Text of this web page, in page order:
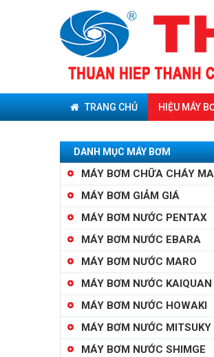
TRANG CHỦ HIỆU MÁY
DANH MỤC MÁY BƠM
MÁY BƠM CHỮA CHÁY
MÁY BƠM GIẢM GIÁ
MÁY BƠM NƯỚC PENTAX
MÁY BƠM NƯỚC EBARA
MÁY BƠM NƯỚC MARO
MÁY BƠM NƯỚC KAIQUAN
MÁY BƠM NƯỚC HOWAKI
MÁY BƠM NƯỚC MITSUKY
MÁY BƠM NƯỚC SHIMGE